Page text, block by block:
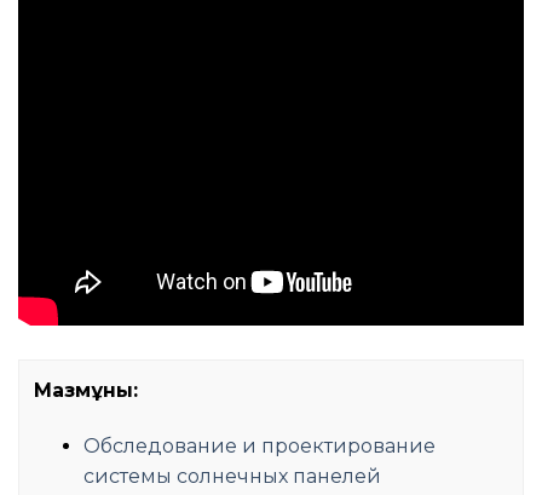
Мазмұны:
Обследование и проектирование
системы солнечных панелей